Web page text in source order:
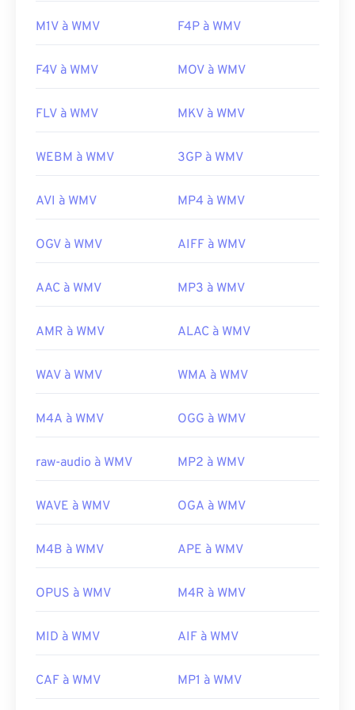
M1V à WMV F4P à WMV
F4V à WMV MOV à WMV
FLV à WMV MKV à WMV
WEBM à WMV 3GP à WMV
AVI à WMV MP4 à WMV
OGV à WMV AIFF à WMV
AAC à WMV MP3 à WMV
AMR à WMV ALAC à WMV
WAV à WMV WMA à WMV
M4A à WMV OGG à WMV
raw-audio à WMV MP2 à WMV
WAVE à WMV OGA à WMV
M4B à WMV APE à WMV
OPUS à WMV M4R à WMV
MID à WMV AIF à WMV
CAF à WMV MP1 à WMV